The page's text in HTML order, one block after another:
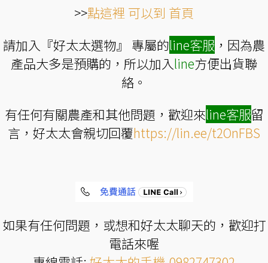
>>點這裡 可以到 首頁
請加入『好太太選物』 專屬的line客服 ，因為農
產品大多是預購的，所以加入line方便出貨聯
絡。
有任何有關農產和其他問題，歡迎來line客服留
言，好太太會親切回覆https://lin.ee/t2OnFBS
如果有任何問題，或想和好太太聊天的，歡迎打
電話來喔